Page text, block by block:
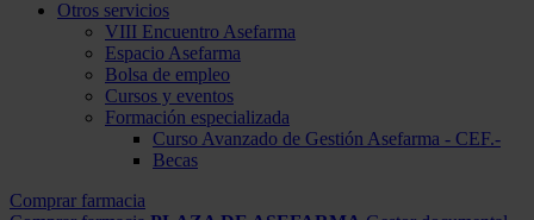
Otros servicios
VIII Encuentro Asefarma
Espacio Asefarma
Bolsa de empleo
Cursos y eventos
Formación especializada
Curso Avanzado de Gestión Asefarma - CEF.-
Becas
Comprar farmacia